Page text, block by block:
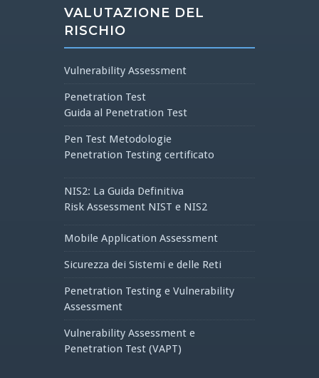
VALUTAZIONE DEL
RISCHIO
Vulnerability Assessment
Penetration Test
Guida al Penetration Test
Pen Test Metodologie
Penetration Testing certificato
NIS2: La Guida Definitiva
Risk Assessment NIST e NIS2
Mobile Application Assessment
Sicurezza dei Sistemi e delle Reti
Penetration Testing e Vulnerability
Assessment
Vulnerability Assessment e
Penetration Test (VAPT)